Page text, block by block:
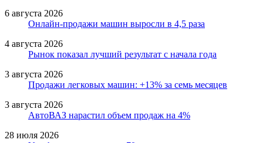
6 августа 2026
Онлайн-продажи машин выросли в 4,5 раза
4 августа 2026
Рынок показал лучший результат с начала года
3 августа 2026
Продажи легковых машин: +13% за семь месяцев
3 августа 2026
АвтоВАЗ нарастил объем продаж на 4%
28 июля 2026